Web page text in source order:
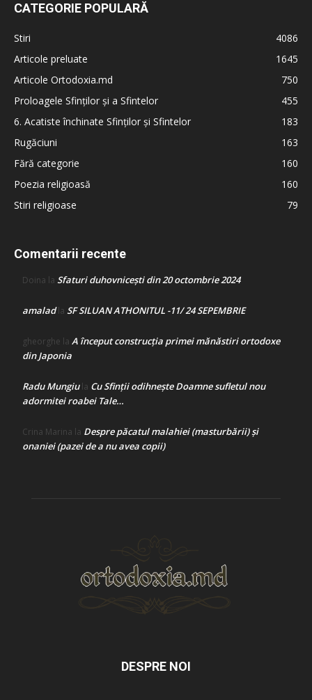
CATEGORIE POPULARĂ
Stiri
4086
Articole preluate
1645
Articole Ortodoxia.md
750
Proloagele Sfinților și a Sfintelor
455
6. Acatiste închinate Sfinților și Sfintelor
183
Rugăciuni
163
Fără categorie
160
Poezia religioasă
160
Stiri religioase
79
Comentarii recente
Doina la Sfaturi duhovnicești din 20 octombrie 2024
amaladla SF SILUAN ATHONITUL -11/ 24 SEPEMBRIE
gheorghe la A început construcţia primei mănăstiri ortodoxe
din Japonia
Radu Mungiula Cu Sfinții odihnește Doamne sufletul nou
adormitei roabei Tale…
Crina Marina la Despre păcatul malahiei (masturbării) şi
onaniei (pazei de a nu avea copii)
DESPRE NOI